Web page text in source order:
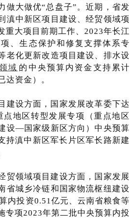
做大做优“总盘子”。近期，省发
滇中新区项目建设、经贸领域项
重大项目前期工作、2023年长江
、生态保护和修复支撑体系专
老化更新改造项目建设、排水设
域 的中央预算内资金支持累计
达资金）。
设方面，国家发展改革委下达
点地区转型发展专项（重点地区
设—国家级新区方向）中央预算
持滇中新区军长片区军长路新建
领域项目建设方面，国家发展
省城乡冷链和国家物流枢纽建设
内投资0.51亿元、云南省粮食等
专项2023年第二批中央预算内投